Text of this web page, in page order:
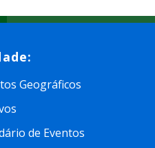
Geográficos
de Eventos